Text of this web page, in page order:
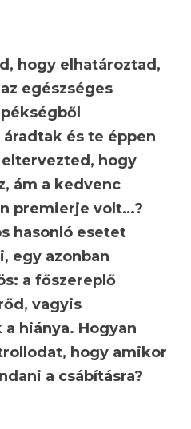
hogy elhatároztad,
egészséges
és te éppen
hogy
ám a kedvenc
premierje volt…?
hasonló esetet
egy azonban
a főszereplő
vagyis
hiánya. Hogyan
hogy amikor
a csábításra?